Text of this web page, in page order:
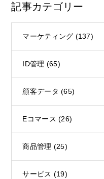
記事カテゴリー
マーケティング (137)
ID管理 (65)
顧客データ(65)
Eコマース(26)
商品管理 (25)
サービス (19)